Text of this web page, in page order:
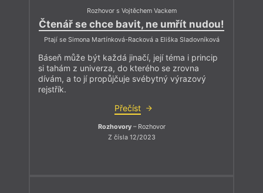
Rozhovor s Vojtěchem Vackem
Čtenář se chce bavit, ne umřít nudou!
Ptají se Simona Martínková-Racková a Eliška Sladovníková
Báseň může být každá jinačí, její téma i princip
si tahám z univerza, do kterého se zrovna
dívám, a to jí propůjčuje svébytný výrazový
rejstřík.
Přečíst
Rozhovory– Rozhovor
Z čísla 12/2023